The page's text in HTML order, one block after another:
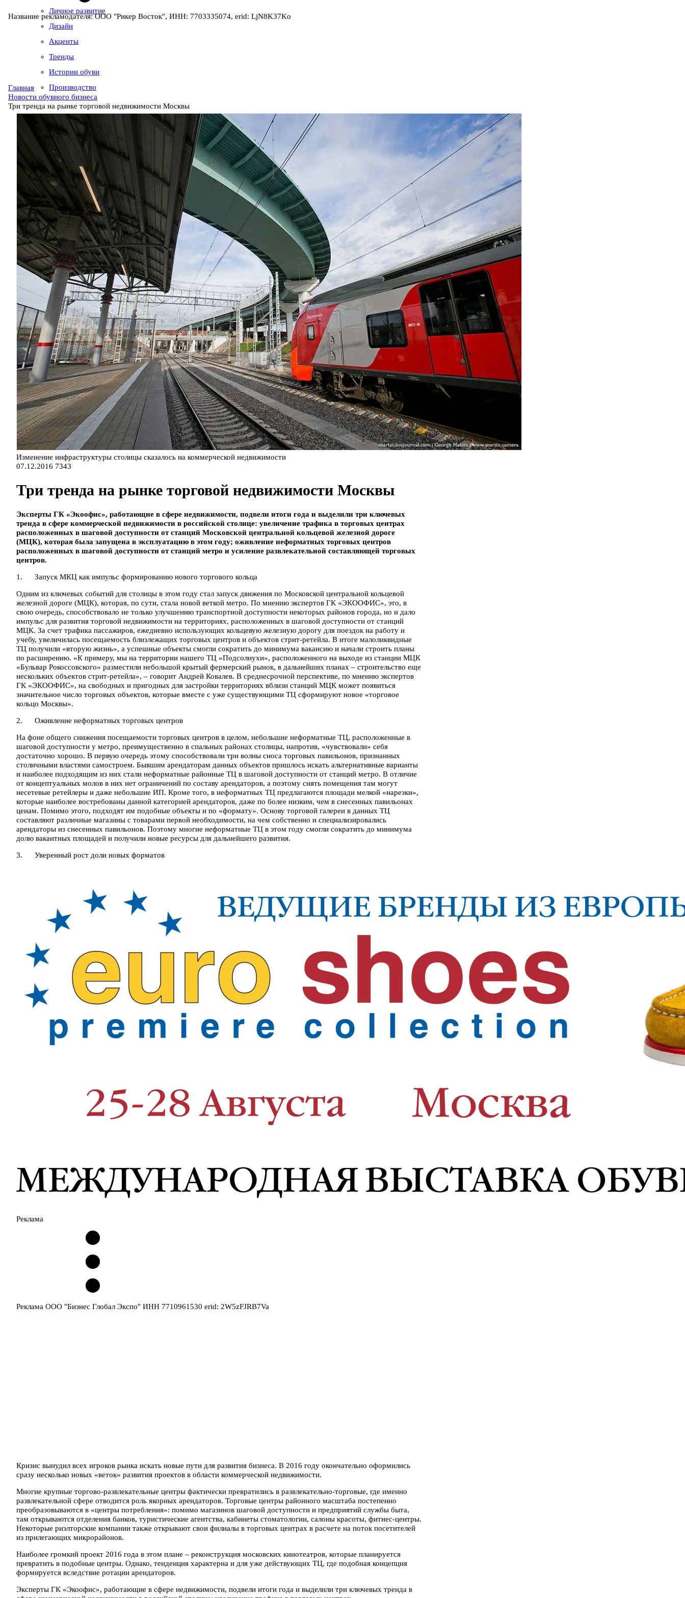
Личное развитие
Дизайн
Акценты
Тренды
Истории обуви
Производство
Название рекламодателя: ООО "Рикер Восток", ИНН: 7703335074, erid: LjN8K37Ko
Главная
Новости обувного бизнеса
Три тренда на рынке торговой недвижимости Москвы
Изменение инфраструктуры столицы сказалось на коммерческой недвижимости
07.12.2016 7343
Три тренда на рынке торговой недвижимости Москвы
Эксперты ГК «Экоофис», работающие в сфере недвижимости, подвели итоги года и выделили три ключевых
тренда в сфере коммерческой недвижимости в российской столице: увеличение трафика в торговых центрах
расположенных в шаговой доступности от станций Московской центральной кольцевой железной дороге
(МЦК), которая была запущена в эксплуатацию в этом году; оживление неформатных торговых центров
расположенных в шаговой доступности от станций метро и усиление развлекательной составляющей торговых
центров.
1. Запуск МКЦ как импульс формированию нового торгового кольца
Одним из ключевых событий для столицы в этом году стал запуск движения по Московской центральной кольцевой
железной дороге (МЦК), которая, по сути, стала новой веткой метро. По мнению экспертов ГК «ЭКООФИС», это, в
свою очередь, способствовало не только улучшению транспортной доступности некоторых районов города, но и дало
импульс для развития торговой недвижимости на территориях, расположенных в шаговой доступности от станций
МЦК. За счет трафика пассажиров, ежедневно использующих кольцевую железную дорогу для поездок на работу и
учебу, увеличилась посещаемость близлежащих торговых центров и объектов стрит-ретейла. В итоге малоликвидные
ТЦ получили «вторую жизнь», а успешные объекты смогли сократить до минимума вакансию и начали строить планы
по расширению. «К примеру, мы на территории нашего ТЦ «Подсолнухи», расположенного на выходе из станции МЦК
«Бульвар Рокоссовского» разместили небольшой крытый фермерский рынок, в дальнейших планах – строительство еще
нескольких объектов стрит-ретейла», – говорит Андрей Ковалев. В среднесрочной перспективе, по мнению экспертов
ГК «ЭКООФИС», на свободных и пригодных для застройки территориях вблизи станций МЦК может появиться
значительное число торговых объектов, которые вместе с уже существующими ТЦ сформируют новое «торговое
кольцо Москвы».
2. Оживление неформатных торговых центров
На фоне общего снижения посещаемости торговых центров в целом, небольшие неформатные ТЦ, расположенные в
шаговой доступности у метро, преимущественно в спальных районах столицы, напротив, «чувствовали» себя
достаточно хорошо. В первую очередь этому способствовали три волны сноса торговых павильонов, признанных
столичными властями самостроем. Бывшим арендаторам данных объектов пришлось искать альтернативные варианты
и наиболее подходящим из них стали неформатные районные ТЦ в шаговой доступности от станций метро. В отличие
от концептуальных молов в них нет ограничений по составу арендаторов, а поэтому снять помещения там могут
несетевые ретейлеры и даже небольшие ИП. Кроме того, в неформатных ТЦ предлагаются площади мелкой «нарезки»,
которые наиболее востребованы данной категорией арендаторов, даже по более низким, чем в снесенных павильонах
ценам. Помимо этого, подходят им подобные объекты и по «формату». Основу торговой галереи в данных ТЦ
составляют различные магазины с товарами первой необходимости, на чем собственно и специализировались
арендаторы из снесенных павильонов. Поэтому многие неформатные ТЦ в этом году смогли сократить до минимума
долю вакантных площадей и получили новые ресурсы для дальнейшего развития.
3. Уверенный рост доли новых форматов
Реклама
Реклама ООО "Бизнес Глобал Экспо" ИНН 7710961530 erid: 2W5zFJRB7Va
Кризис вынудил всех игроков рынка искать новые пути для развития бизнеса. В 2016 году окончательно оформились
сразу несколько новых «веток» развития проектов в области коммерческой недвижимости.
Многие крупные торгово-развлекательные центры фактически превратились в развлекательно-торговые, где именно
развлекательной сфере отводится роль якорных арендаторов. Торговые центры районного масштаба постепенно
преобразовываются в «центры потребления»: помимо магазинов шаговой доступности и предприятий службы быта,
там открываются отделения банков, туристические агентства, кабинеты стоматологии, салоны красоты, фитнес-центры.
Некоторые риэлторские компании также открывают свои филиалы в торговых центрах в расчете на поток посетителей
из прилегающих микрорайонов.
Наиболее громкий проект 2016 года в этом плане – реконструкция московских кинотеатров, которые планируется
превратить в подобные центры. Однако, тенденция характерна и для уже действующих ТЦ, где подобная концепция
формируется вследствие ротации арендаторов.
Эксперты ГК «Экоофис», работающие в сфере недвижимости, подвели итоги года и выделили три ключевых тренда в